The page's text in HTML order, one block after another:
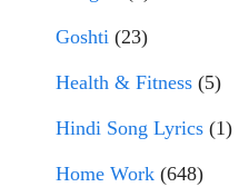
Goshti (23)
Health & Fitness (5)
Hindi Song Lyrics (1)
Home Work (648)